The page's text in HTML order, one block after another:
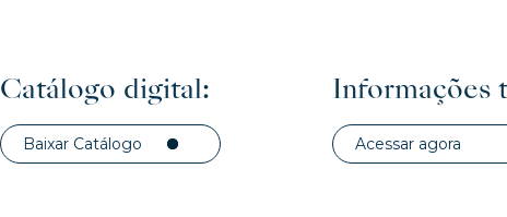
Catálogo digital:
Baixar Catálogo
Informações
Acessar agora